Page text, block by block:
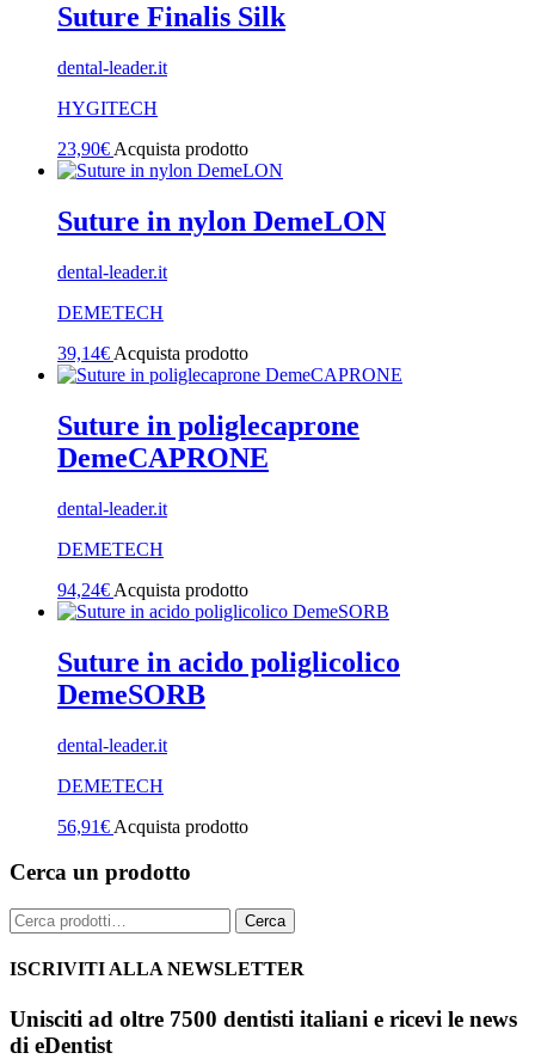
Suture Finalis Silk
dental-leader.it
HYGITECH
23,90€ Acquista prodotto
Suture in nylon DemeLON
dental-leader.it
DEMETECH
39,14€ Acquista prodotto
Suture in poliglecaprone
DemeCAPRONE
dental-leader.it
DEMETECH
94,24€ Acquista prodotto
Suture in acido poliglicolico
DemeSORB
dental-leader.it
DEMETECH
56,91€ Acquista prodotto
Cerca un prodotto
Cerca: Cerca
ISCRIVITI ALLA NEWSLETTER
Unisciti ad oltre 7500 dentisti italiani e ricevi le news
di eDentist